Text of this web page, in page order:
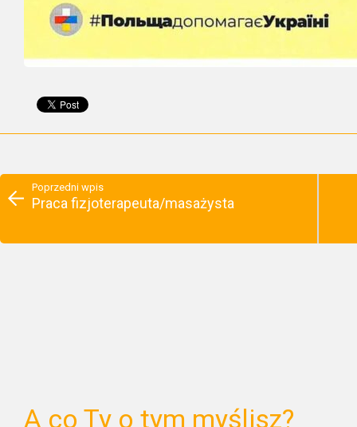
Poprzedni wpis
Praca fizjoterapeuta/masażysta
A co Ty o tym myślisz?